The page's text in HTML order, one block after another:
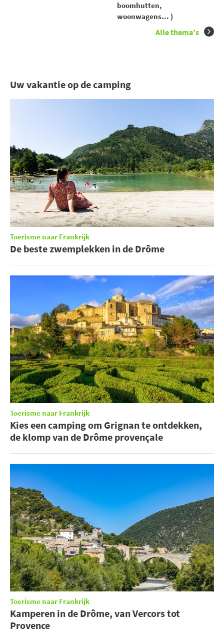
boomhutten,
woonwagens... )
Alle thema's
Uw vakantie op de camping
Toerisme naar Frankrijk
De beste zwemplekken in de Drôme
Toerisme naar Frankrijk
Kies een camping om Grignan te ontdekken,
de klomp van de Drôme provençale
Toerisme naar Frankrijk
Kamperen in de Drôme, van Vercors tot
Provence